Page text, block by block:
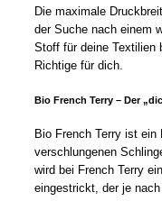
Die maximale
der Suche nach einem
Stoff für deine Textilien
Richtige für dich.
Bio French Terry – Der
Bio French Terry ist
verschlungenen
wird bei French Terry
eingestrickt, der je